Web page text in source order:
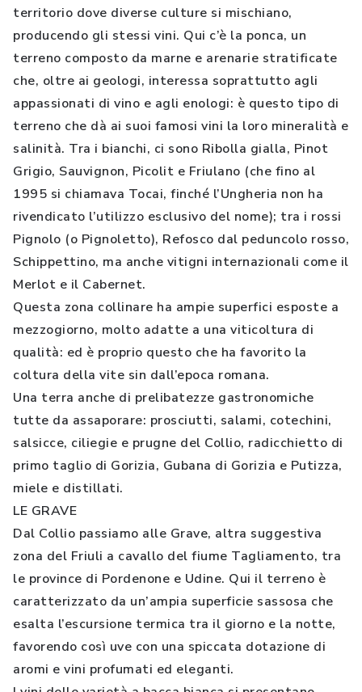
territorio dove diverse culture si mischiano,
producendo gli stessi vini. Qui c’è la ponca, un
terreno composto da marne e arenarie stratificate
che, oltre ai geologi, interessa soprattutto agli
appassionati di vino e agli enologi: è questo tipo di
terreno che dà ai suoi famosi vini la loro mineralità e
salinità. Tra i bianchi, ci sono Ribolla gialla, Pinot
Grigio, Sauvignon, Picolit e Friulano (che fino al
1995 si chiamava Tocai, finché l’Ungheria non ha
rivendicato l’utilizzo esclusivo del nome); tra i rossi
Pignolo (o Pignoletto), Refosco dal peduncolo rosso,
Schippettino, ma anche vitigni internazionali come il
Merlot e il Cabernet.
Questa zona collinare ha ampie superfici esposte a
mezzogiorno, molto adatte a una viticoltura di
qualità: ed è proprio questo che ha favorito la
coltura della vite sin dall’epoca romana.
Una terra anche di prelibatezze gastronomiche
tutte da assaporare: prosciutti, salami, cotechini,
salsicce, ciliegie e prugne del Collio, radicchietto di
primo taglio di Gorizia, Gubana di Gorizia e Putizza,
miele e distillati.
LE GRAVE
Dal Collio passiamo alle Grave, altra suggestiva
zona del Friuli a cavallo del fiume Tagliamento, tra
le province di Pordenone e Udine. Qui il terreno è
caratterizzato da un’ampia superficie sassosa che
esalta l’escursione termica tra il giorno e la notte,
favorendo così uve con una spiccata dotazione di
aromi e vini profumati ed eleganti.